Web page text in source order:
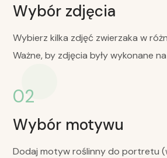
Wybór zdjęcia
Wybierz kilka zdjęć zwierzaka w
Ważne, by zdjęcia były wykonane
02
Wybór motywu
Dodaj motyw roślinny do portretu